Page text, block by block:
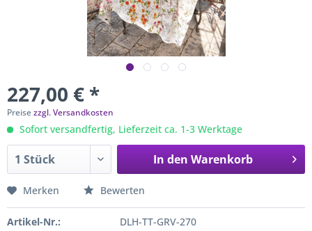
227,00 € *
Preisezzgl. Versandkosten
Sofort versandfertig, Lieferzeit ca. 1-3 Werktage
In den Warenkorb
Merken Bewerten
Artikel-Nr.:
DLH-TT-GRV-270